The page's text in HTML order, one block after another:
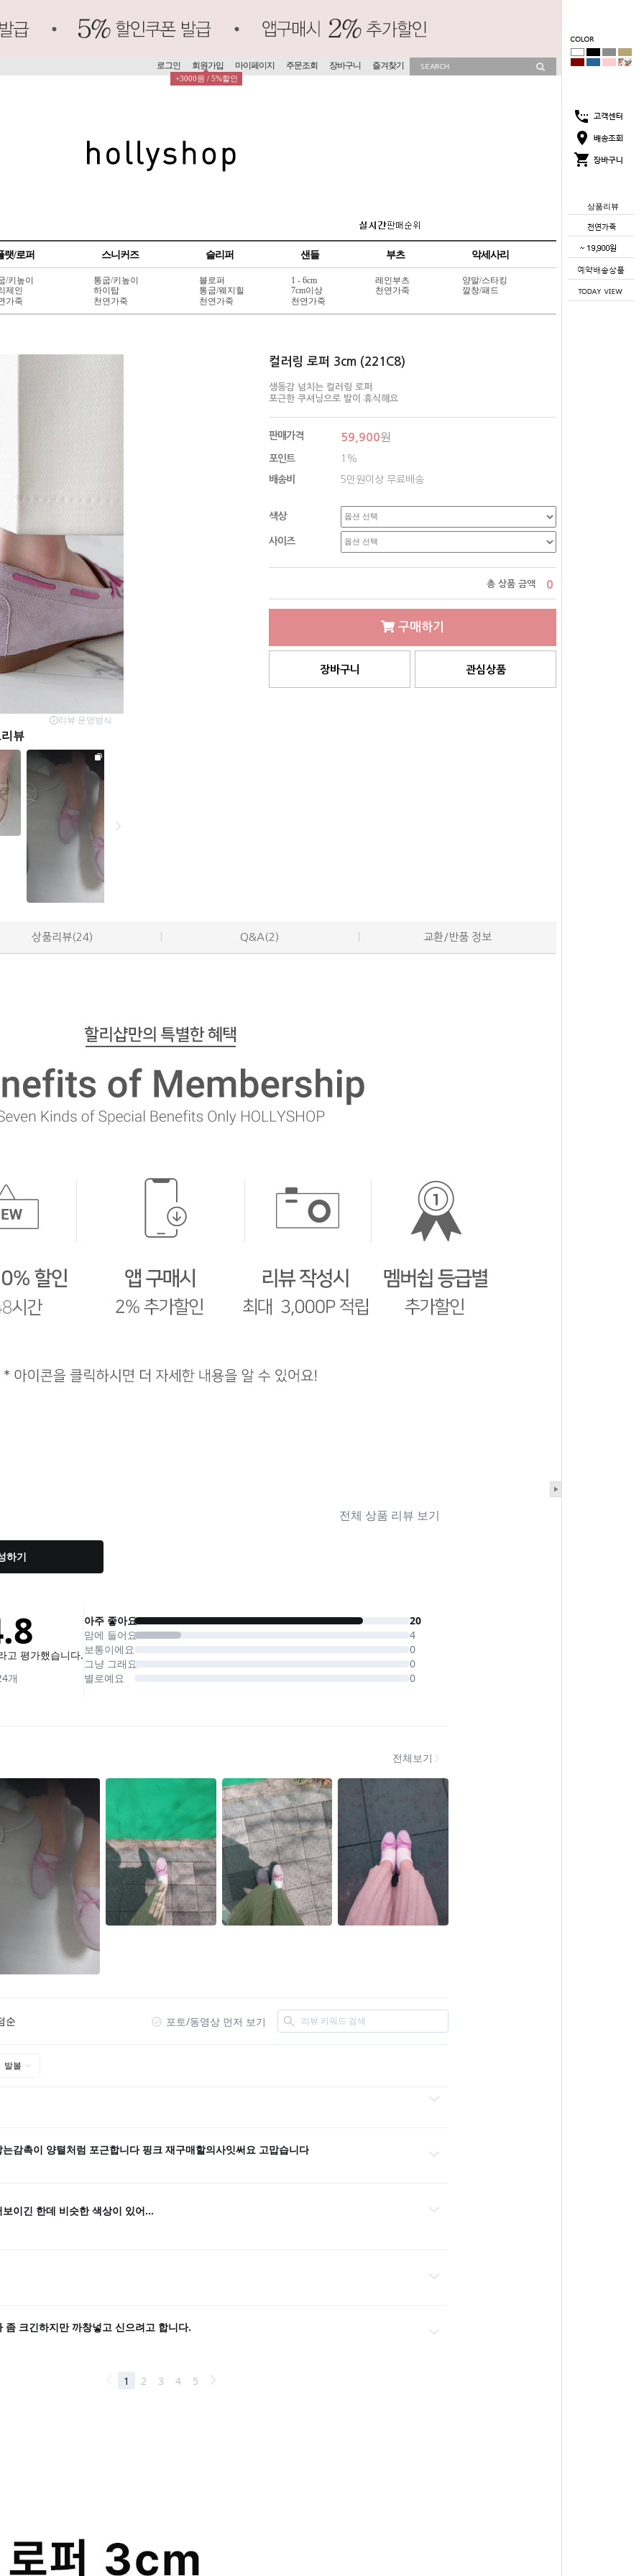
상품리뷰
로그인 회원가입
+3000원 / 5%할인
마이페이지 주문조회 장바구니 즐겨찾기
랫/로퍼 스니커즈 슬리퍼 샌들 부츠 악세사리
/키높이
제인
가죽
통굽/키높이
하이탑
천연가죽
블로퍼
통굽/웨지힐
천연가죽
1 - 6cm
7cm이상
천연가죽
레인부츠
천연가죽
양말/스타킹
깔창/패드
컬러링 로퍼 3cm (221C8)
생동감 넘치는 컬러링 로퍼
포근한 쿠셔닝으로 발이 휴식해요
판매가격 59,900원
포인트 1%
배송비 5만원이상 무료배송
색상
사이즈
총 상품 금액 0
구매하기
장바구니 관심상품
상품리뷰(24) Q&A(2) 교환/반품 정보